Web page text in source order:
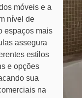
móveis e a
nível de
espaços mais
assegura
estilos
e opções
sua
na